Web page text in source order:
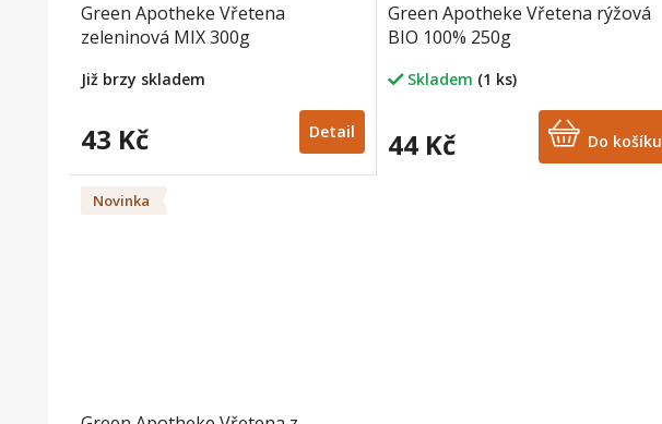
Green Apotheke Vřetena
zeleninová MIX 300g
Již brzy skladem
43 Kč Detail
Green Apotheke Vřetena rýžová
BIO 100% 250g
Skladem (1 ks)
44 Kč Do košíku
Novinka